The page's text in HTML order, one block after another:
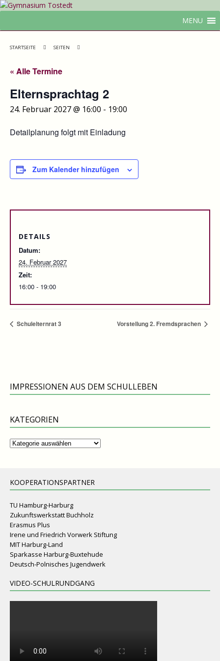
MENU
STARTSEITE SEITEN
« Alle Termine
Elternsprachtag 2
24. Februar 2027 @ 16:00 - 19:00
Detailplanung folgt mit Einladung
Zum Kalender hinzufügen
DETAILS
Datum:
24. Februar 2027
Zeit:
16:00 - 19:00
Schulelternrat 3 Vorstellung 2. Fremdsprachen
IMPRESSIONEN AUS DEM SCHULLEBEN
KATEGORIEN
Kategorien
KOOPERATIONSPARTNER
TU Hamburg-Harburg
Zukunftswerkstatt Buchholz
Erasmus Plus
Irene und Friedrich Vorwerk Stiftung
MIT Harburg-Land
Sparkasse Harburg-Buxtehude
Deutsch-Polnisches Jugendwerk
VIDEO-SCHULRUNDGANG